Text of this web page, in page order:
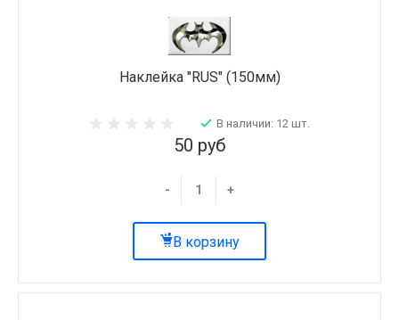
Наклейка "RUS" (150мм)
В наличии: 12 шт.
50 руб
- +
В корзину